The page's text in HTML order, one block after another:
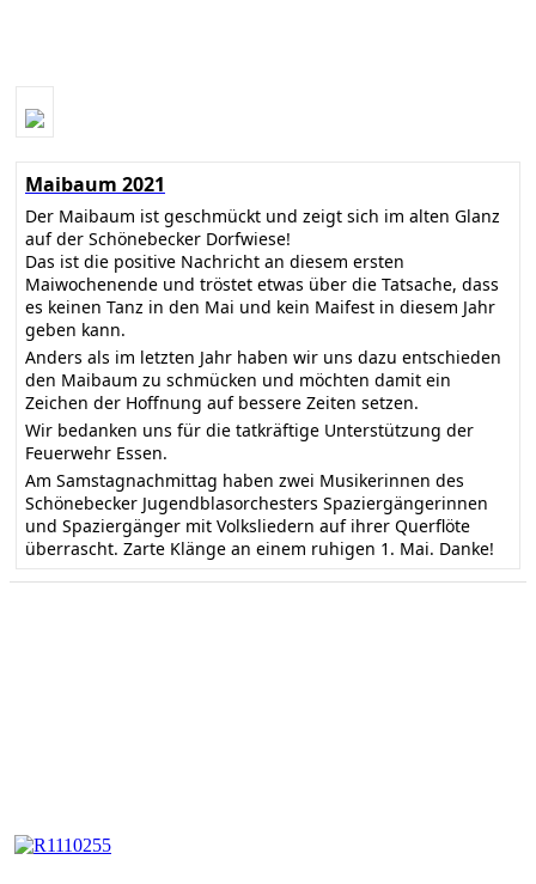
Maibaum 2021
Der Maibaum ist geschmückt und zeigt sich im alten Glanz
auf der Schönebecker Dorfwiese!
Das ist die positive Nachricht an diesem ersten
Maiwochenende und tröstet etwas über die Tatsache, dass
es keinen Tanz in den Mai und kein Maifest in diesem Jahr
geben kann.
Anders als im letzten Jahr haben wir uns dazu entschieden
den Maibaum zu schmücken und möchten damit ein
Zeichen der Hoffnung auf bessere Zeiten setzen.
Wir bedanken uns für die tatkräftige Unterstützung der
Feuerwehr Essen.
Am Samstagnachmittag haben zwei Musikerinnen des
Schönebecker Jugendblasorchesters Spaziergängerinnen
und Spaziergänger mit Volksliedern auf ihrer Querflöte
überrascht. Zarte Klänge an einem ruhigen 1. Mai. Danke!